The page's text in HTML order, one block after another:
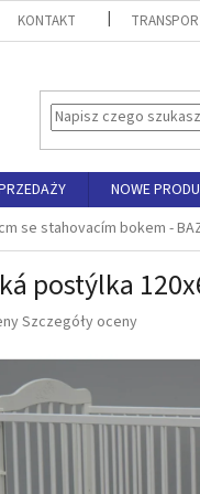
KONTAKT
NOWE
se stahovacím bokem -
postýlka
Szczegóły oceny